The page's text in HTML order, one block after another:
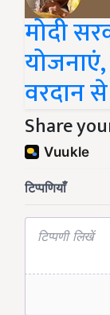
मोदी
वरदान
Share